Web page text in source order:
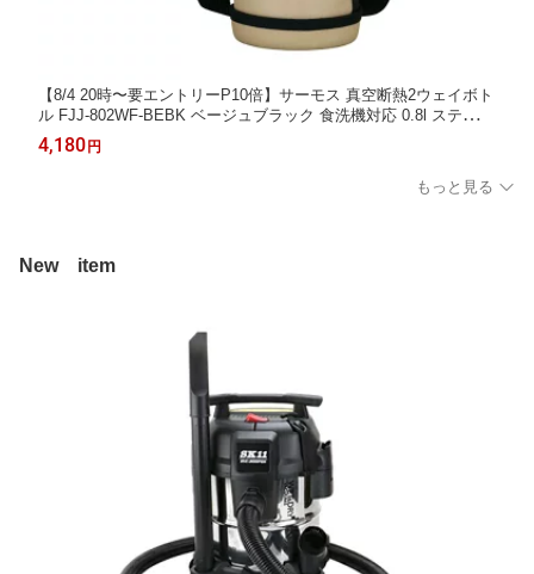
【8/4 20時〜要エントリーP10倍】サーモス 真空断熱2ウェイボト
ル FJJ-802WF-BEBK ベージュブラック 食洗機対応 0.8l ステンレ
スボトル 水筒
4,180円
もっと見る
New item